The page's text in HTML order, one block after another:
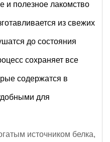
и полезное лакомство
из свежих
до состояния
сохраняет все
содержатся в
для
источником белка,